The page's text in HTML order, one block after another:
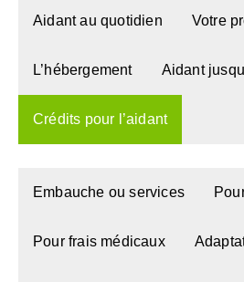
Aidant au quotidien Votre
L’hébergement Aidant
Crédits pour l’aidant
Embauche ou services
Pour frais médicaux